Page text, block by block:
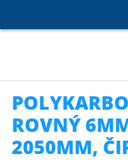
ROVNÝ
2050MM,